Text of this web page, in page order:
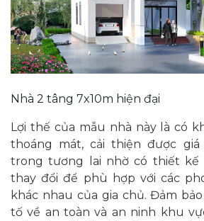
Nhà 2 tâng 7x10m hiện đại
Lợi thế của mẫu nhà này là có
thoáng mát, cải thiện được
trong tương lai nhờ có thiết kế
thay đổi để phù hợp với các
khác nhau của gia chủ. Đảm
tố về an toàn và an ninh khu